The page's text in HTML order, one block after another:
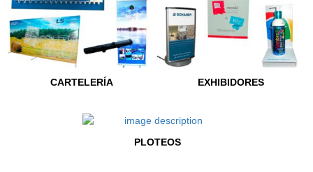
CARTELERÍA EXHIBIDORES
PLOTEOS